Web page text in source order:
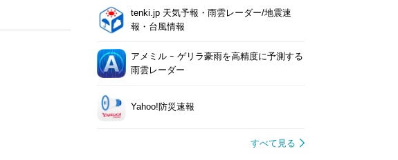
tenki.jp 天気予報・雨雲レーダー/地震速
報・台風情報
アメミル ｰ ゲリラ豪雨を高精度に予測する
雨雲レーダー
Yahoo!防災速報
すべて見る